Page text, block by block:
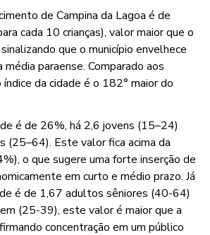
de Campina da Lagoa é de
cada 10 crianças), valor maior que o
que o município envelhece
paraense. Comparado aos
índice da cidade é o 182° maior do
é de 26%, há 2,6 jovens (15–24)
(25–64). Este valor fica acima da
o que sugere uma forte inserção de
em curto e médio prazo. Já
é de 1,67 adultos sêniores (40-64)
(25-39), este valor é maior que a
concentração em um público